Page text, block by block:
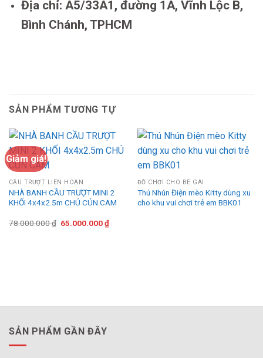
Địa chỉ: A5/33A1, đường 1A, Vĩnh Lộc B,
Bình Chánh, TPHCM
SẢN PHẨM TƯƠNG TỰ
Giảm giá!
CẦU TRƯỢT LIÊN HOÀN
NHÀ BANH CẦU TRƯỢT MINI 2
KHỐI 4x4x2.5m CHÚ CÚN CAM
78.000.000₫ Giá
65.000.000₫Giá
hiện
ĐỒ CHƠI CHO BÉ GÁI
Thú Nhún Điện mèo Kitty dùng xu
cho khu vui chơi trẻ em BBK01
SẢN PHẨM GẦN ĐÂY